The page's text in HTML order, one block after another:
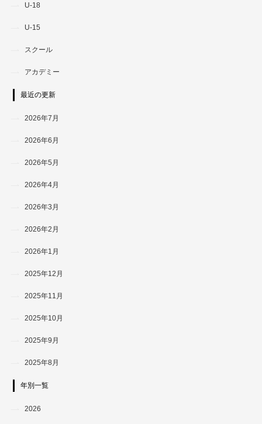
U-18
U-15
スクール
アカデミー
最近の更新
2026年7月
2026年6月
2026年5月
2026年4月
2026年3月
2026年2月
2026年1月
2025年12月
2025年11月
2025年10月
2025年9月
2025年8月
年別一覧
2026